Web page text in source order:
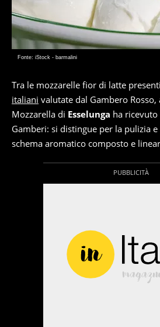
Fonte: iStock - barmalini
Tra le mozzarelle fior di latte
italiani valutate dal Gambero
Mozzarella di Esselunga ha
Gamberi: si distingue per la pulizia
schema aromatico composto e